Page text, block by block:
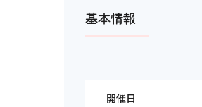
基本情報
開催日